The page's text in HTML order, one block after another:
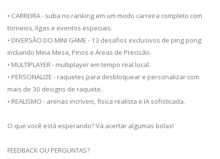
• CARREIRA - suba no ranking em um modo carreira completo com
torneios, ligas e eventos especiais.
• DIVERSÃO DO MINI GAME - 13 desafios exclusivos de ping pong
incluindo Meia Mesa, Pinos e Áreas de Precisão.
• MULTIPLAYER - multiplayer em tempo real local.
• PERSONALIZE - raquetes para desbloquear e personalizar com
mais de 30 designs de raquete.
• REALISMO - arenas incríveis, física realista e IA sofisticada.
O que você está esperando? Vá acertar algumas bolas!
FEEDBACK OU PERGUNTAS?